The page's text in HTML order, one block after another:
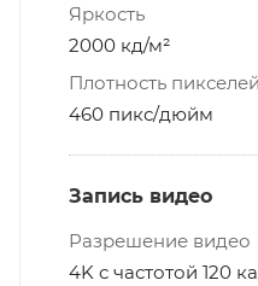
Яркость
2000 кд/м²
Плотность
460 пикс/дюйм
Запись видео
Разрешение видео
4K с частотой 120